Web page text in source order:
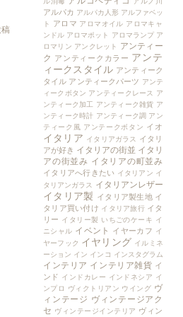
アルパカ アルパカ人形 アルファベッ
ト
アロマ アロマオイル アロマキャ
ンドル アロマポット アロマランプ ア
ロマリン アンクレット
アンティー
ク アンティークカラー アンテ
ィークスタイル アンティーク
タイル アンティークパーツ アンテ
ィークボタン アンティークレース
ア
ンティーク加工 アンティーク雑貨 ア
ンティーク時計 アンティーク調 アン
ティーク風
アンテークボタン イオ
イタリア イタリアガラス
イタリ
アが好き イタリアの街並 イタリ
アの街並み イタリアの町並み
イタリアへ行きたい イタリアン イ
タリアンガラス
イタリアンレザー
イタリア製 イタリア製生地 イ
タリア買い付け イタリア旅行 イタ
リー イタリー製 いちごのケーキ イ
ニシャル イベント イヤーカフ イ
ヤーフック イヤリング イルミネ
ーション イン インコ インスタグラム
インテリア インテリア雑貨 イ
ンド インドカレー インドネシア イ
ンプロ
ヴィクトリアン ウイング ヴ
ィンテージ ヴィンテージアク
セ ヴィンテージインテリア ヴィン